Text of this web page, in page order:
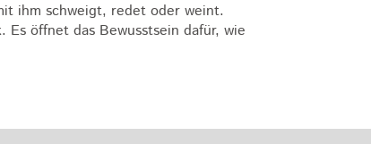
ihm schweigt, redet oder weint.
öffnet das Bewusstsein dafür, wie